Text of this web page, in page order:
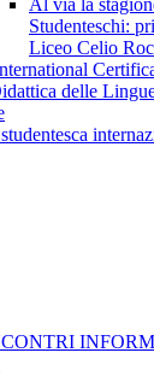
Al via la
Studenteschi:
Liceo Celio
delle